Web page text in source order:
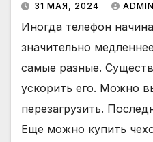
31 МАЯ, 2024 ADMIN
Иногда телефон
значительно
самые разные.
ускорить его. Можно
перезагрузить.
Еще можно купить